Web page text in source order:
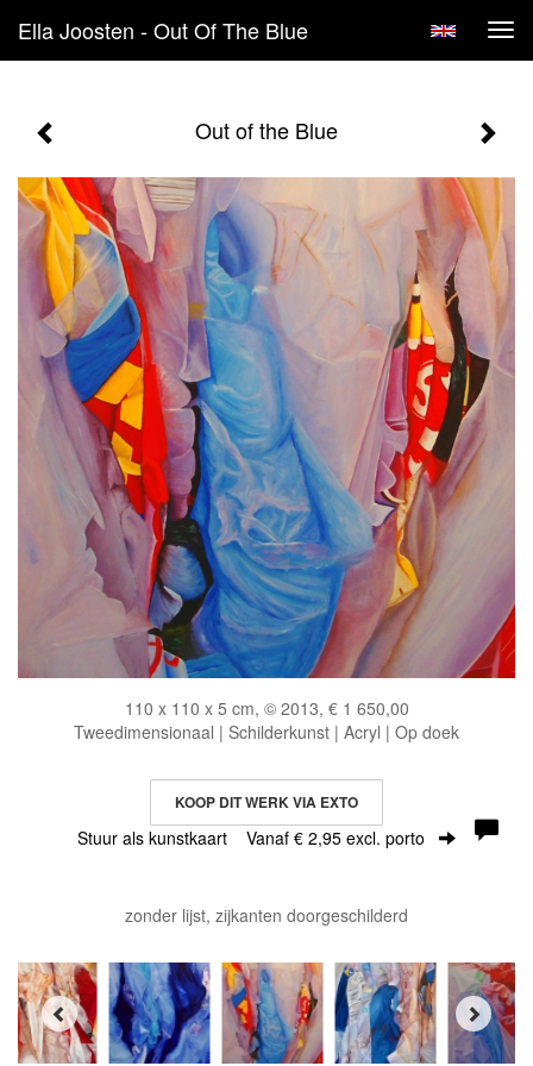
Ella Joosten - Out Of The Blue
Out of the Blue
110 x 110 x 5 cm, © 2013, € 1 650,00
Tweedimensionaal | Schilderkunst | Acryl | Op doek
KOOP DIT WERK VIA EXTO
Stuur als kunstkaart Vanaf € 2,95 excl. porto
zonder lijst, zijkanten doorgeschilderd